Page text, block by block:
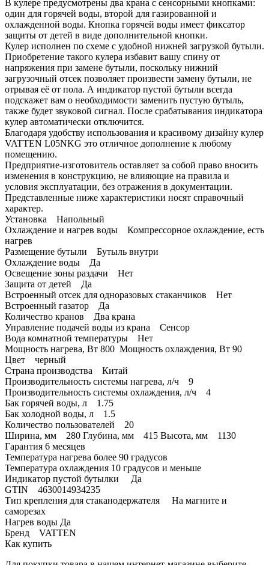
В кулере предусмотрены два крана с сенсорными кнопками:
один для горячей воды, второй для газированной и
охлажденной воды. Кнопка горячей воды имеет фиксатор
защиты от детей в виде дополнительной кнопки.
Кулер исполнен по схеме с удобной нижней загрузкой бутыли.
Приобретение такого кулера избавит вашу спину от
напряжения при замене бутыли, поскольку нижний
загрузочный отсек позволяет произвести замену бутыли, не
отрывая её от пола. А индикатор пустой бутыли всегда
подскажет вам о необходимости заменить пустую бутыль,
также будет звуковой сигнал. После срабатывания индикатора
кулер автоматически отключится.
Благодаря удобству использования и красивому дизайну кулер
VATTEN L05NKG это отличное дополнение к любому
помещению.
Предприятие-изготовитель оставляет за собой право вносить
изменения в конструкцию, не влияющие на правила и
условия эксплуатации, без отражения в документации.
Представленные ниже характеристики носят справочный
характер.
Установка Напольный
Охлаждение и нагрев воды Компрессорное охлаждение, есть
нагрев
Размещение бутыли Бутыль внутри
Охлаждение воды Да
Освещение зоны раздачи Нет
Защита от детей Да
Встроенный отсек для одноразовых стаканчиков Нет
Встроенный газатор Да
Количество кранов Два крана
Управление подачей воды из крана Сенсор
Вода комнатной температуры Нет
Мощность нагрева, Вт 800 Мощность охлаждения, Вт 90
Цвет черный
Страна производства Китай
Производительность системы нагрева, л/ч 9
Производительность системы охлаждения, л/ч 4
Бак горячей воды, л 1.75
Бак холодной воды, л 1.5
Количество пользователей 20
Ширина, мм 280 Глубина, мм 415 Высота, мм 1130
Гарантия 6 месяцев
Температура нагрева более 90 градусов
Температура охлаждения 10 градусов и меньше
Индикатор пустой бутылки Да
GTIN 4630014934235
Тип крепления для стаканодержателя На магните и
саморезах
Нагрев воды Да
Бренд VATTEN
Как купить